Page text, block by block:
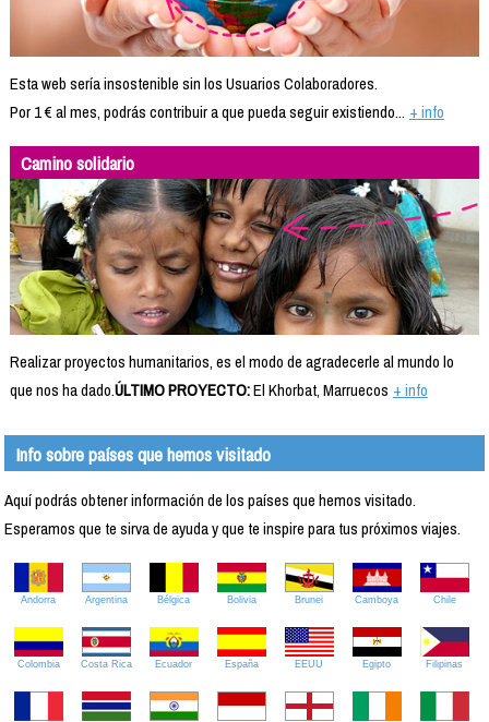
Esta web sería insostenible sin los Usuarios Colaboradores.
Por 1 € al mes, podrás contribuir a que pueda seguir existiendo... + info
Camino solidario
Realizar proyectos humanitarios, es el modo de agradecerle al mundo lo
que nos ha dado.ÚLTIMO PROYECTO:El Khorbat, Marruecos + info
Info sobre países que hemos visitado
Aquí podrás obtener información de los países que hemos visitado.
Esperamos que te sirva de ayuda y que te inspire para tus próximos viajes.
Andorra Argentina Bélgica Bolivia Brunei Camboya Chile
Colombia Costa Rica Ecuador España EEUU Egipto Filipinas